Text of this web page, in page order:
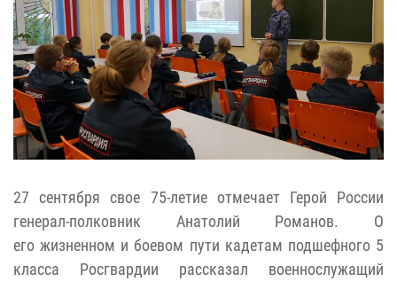
27 сентября свое 75-летие отмечает Герой России
генерал-полковник Анатолий Романов. О
его жизненном и боевом пути кадетам подшефного 5
класса Росгвардии рассказал военнослужащий